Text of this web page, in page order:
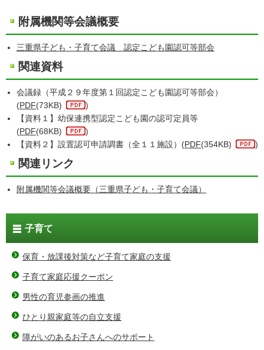
附属機関等会議概要
三重県子ども・子育て会議 認定こども園認可等部会
関連資料
会議録（平成２９年度第１回認定こども園認可等部会）
(PDF(73KB)
)
【資料１】幼保連携型認定こども園の認可定員等
(PDF(68KB)
)
【資料２】設置認可申請調書（全１１施設）(PDF(354KB) )
関連リンク
附属機関等会議概要（三重県子ども・子育て会議）
子育て
保育・放課後対策など子育て家庭の支援
子育て家庭応援クーポン
男性の育児参画の推進
ひとり親家庭等の自立支援
障がいのあるお子さんへのサポート